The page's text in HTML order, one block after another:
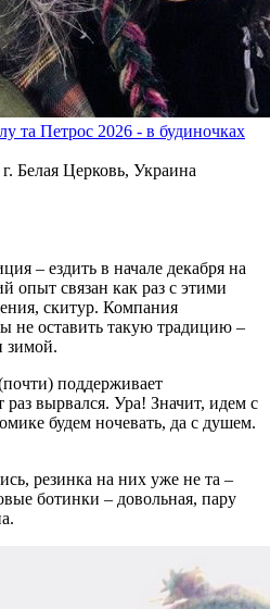
та Петрос 2026 - в будиночках
Белая Церковь, Украина
– ездить в начале декабря на
опыт связан как раз с этими
скитур. Компания
не оставить такую традицию –
зимой.
поддерживает
раз вырвался. Ура! Значит, идем с
будем ночевать, да с душем.
резинка на них уже не та –
ботинки – довольная, пару